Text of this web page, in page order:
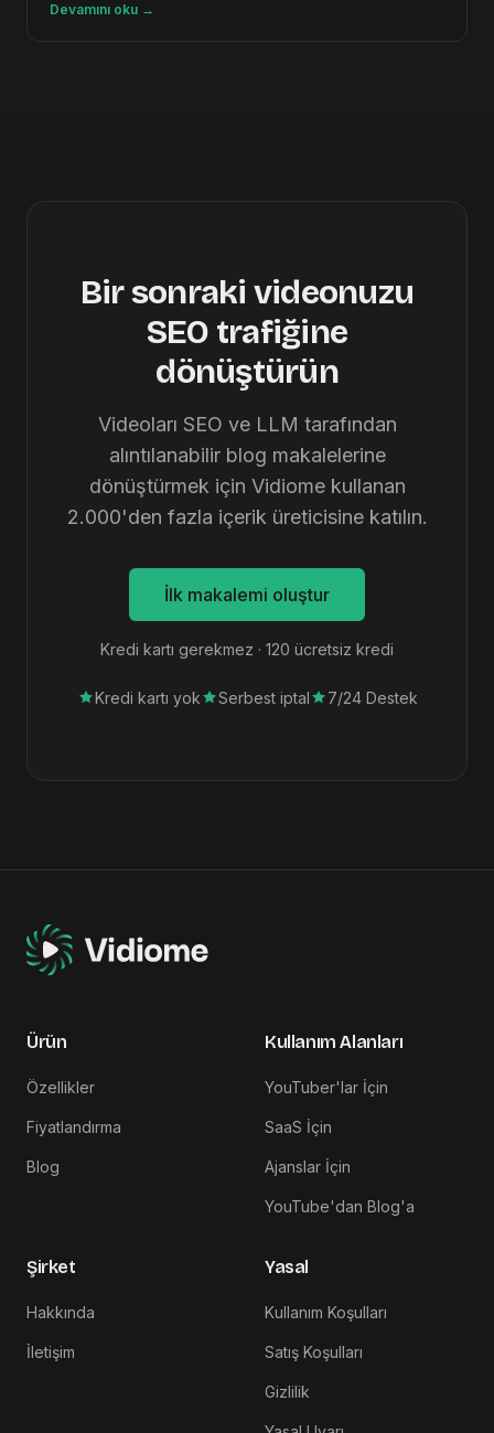
Devamını oku →
Bir sonraki videonuzu
SEO trafiğine
dönüştürün
Videoları SEO ve LLM tarafından
alıntılanabilir blog makalelerine
dönüştürmek için Vidiome kullanan
2.000'den fazla içerik üreticisine katılın.
İlk makalemi oluştur
Kredi kartı gerekmez · 120 ücretsiz kredi
Kredi kartı yok Serbest iptal 7/24 Destek
Ürün
Özellikler
Fiyatlandırma
Blog
Kullanım Alanları
YouTuber'lar İçin
SaaS İçin
Ajanslar İçin
YouTube'dan Blog'a
Şirket
Hakkında
İletişim
Yasal
Kullanım Koşulları
Satış Koşulları
Gizlilik